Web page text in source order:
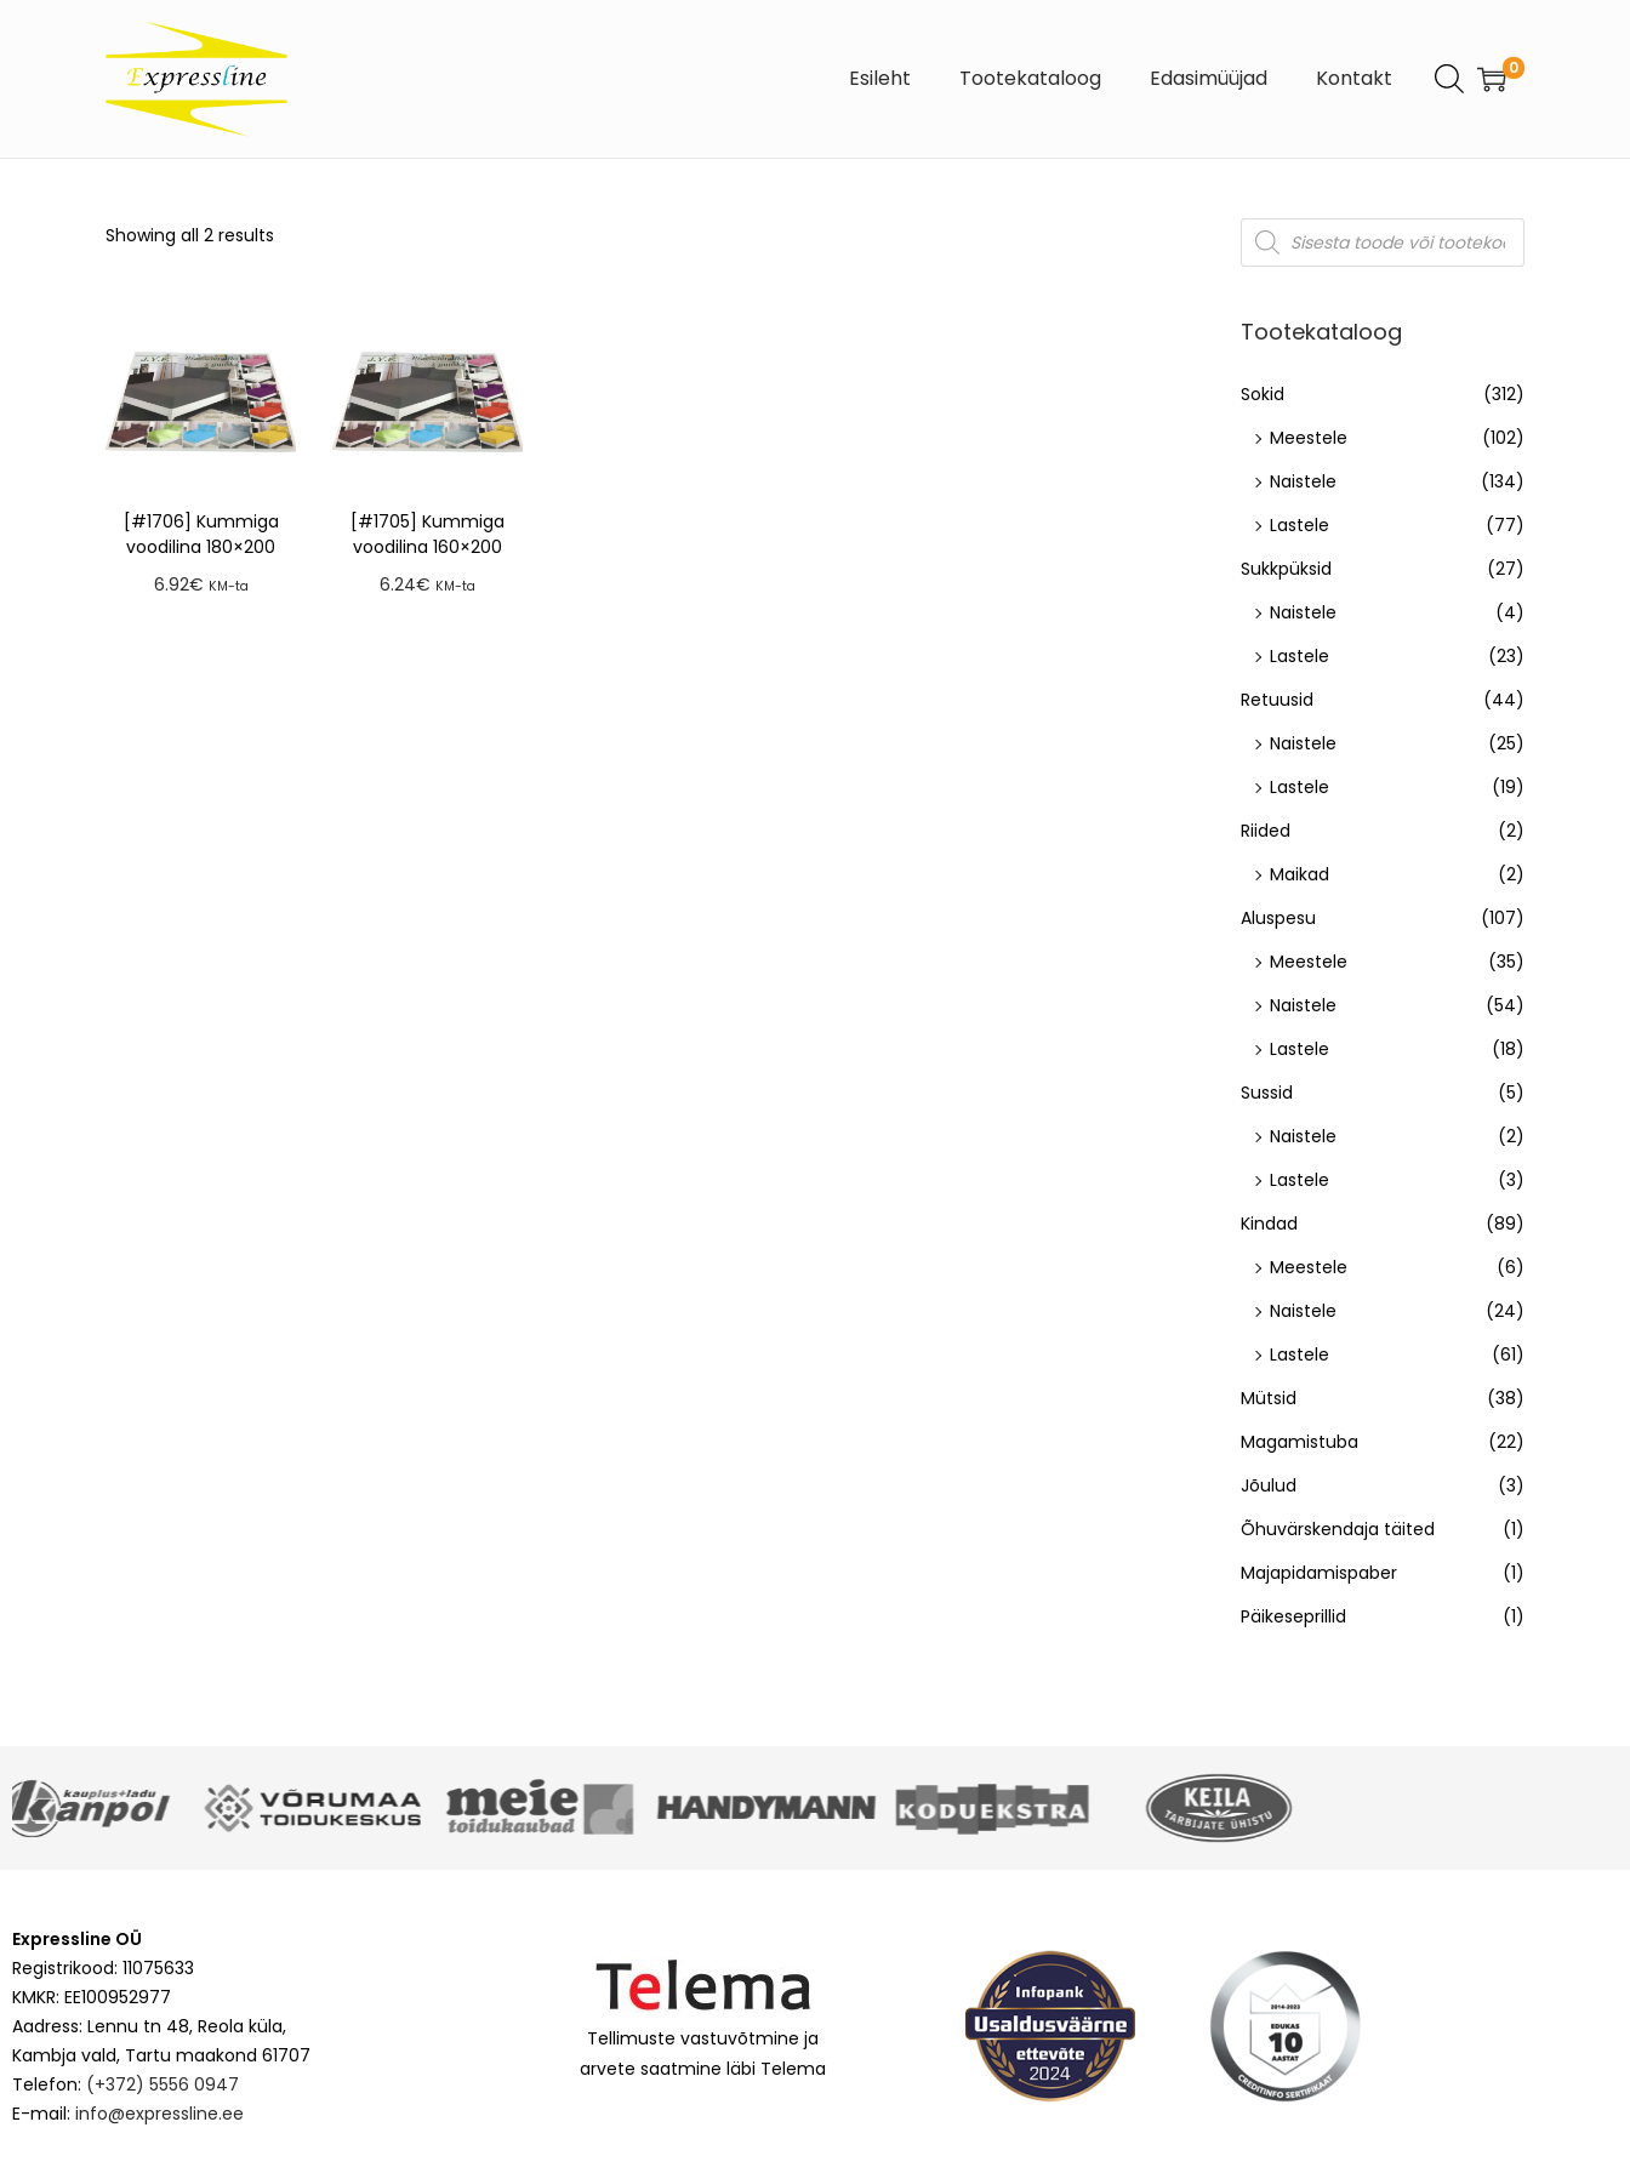
Esileht Tootekataloog Edasimüüjad Kontakt 0
Showing all 2 results
[#1706] Kummiga
voodilina 180×200
6.92€ KM-ta
[#1705] Kummiga
voodilina 160×200
6.24€ KM-ta
Tootekataloog
Sokid
(312)
Meestele
(102)
Naistele
(134)
Lastele
(77)
Sukkpüksid
(27)
Naistele
(4)
Lastele
(23)
Retuusid
(44)
Naistele
(25)
Lastele
(19)
Riided
(2)
Maikad
(2)
Aluspesu
(107)
Meestele
(35)
Naistele
(54)
Lastele
(18)
Sussid
(5)
Naistele
(2)
Lastele
(3)
Kindad
(89)
Meestele
(6)
Naistele
(24)
Lastele
(61)
Mütsid
(38)
Magamistuba
(22)
Jõulud
(3)
Õhuvärskendaja täited
(1)
Majapidamispaber
(1)
Päikeseprillid
(1)
Expressline OÜ
Registrikood: 11075633
KMKR: EE100952977
Aadress: Lennu tn 48, Reola küla,
Kambja vald, Tartu maakond 61707
Telefon: (+372) 5556 0947
E-mail: info@expressline.ee
Tellimuste vastuvõtmine ja
arvete saatmine läbi Telema